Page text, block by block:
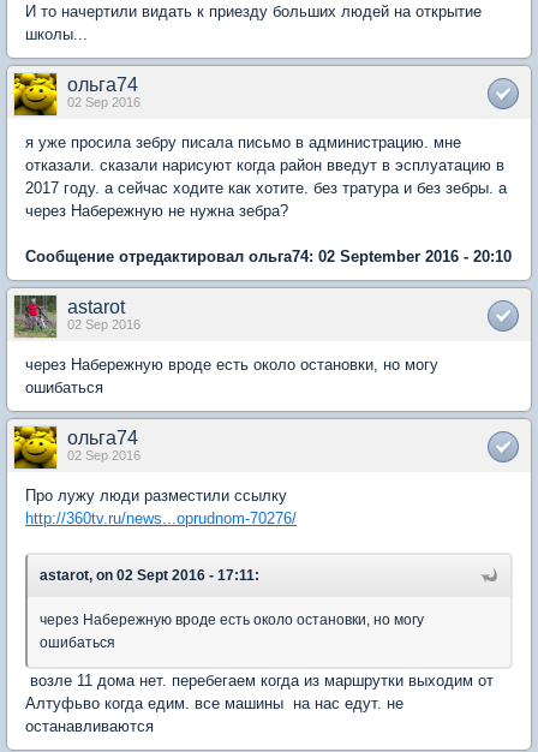
И то начертили видать к приезду больших людей на открытие
школы...
ольга74
02 Sep 2016
я уже просила зебру писала письмо в администрацию. мне
отказали. сказали нарисуют когда район введут в эсплуатацию в
2017 году. а сейчас ходите как хотите. без тратура и без зебры. а
через Набережную не нужна зебра?
Сообщение отредактировал ольга74: 02 September 2016 - 20:10
astarot
02 Sep 2016
через Набережную вроде есть около остановки, но могу
ошибаться
ольга74
02 Sep 2016
Про лужу люди разместили ссылку
http://360tv.ru/news...oprudnom-70276/
astarot, on 02 Sept 2016 - 17:11:
через Набережную вроде есть около остановки, но могу
ошибаться
возле 11 дома нет. перебегаем когда из маршрутки выходим от
Алтуфьво когда едим. все машины на нас едут. не
останавливаются